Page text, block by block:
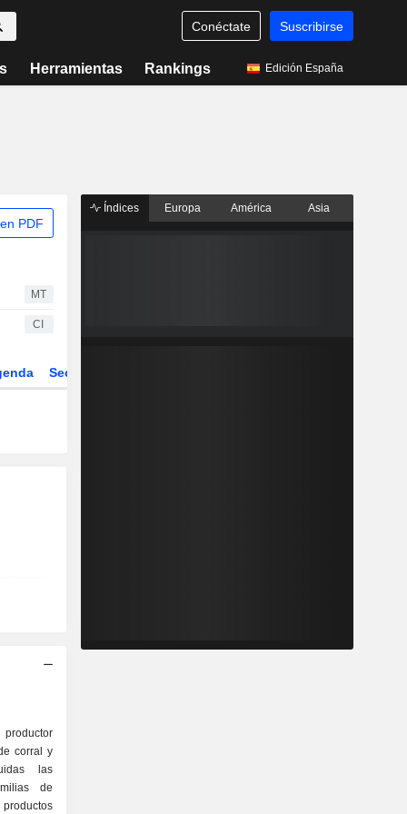
Conéctate Suscribirse
Herramientas Rankings Edición España
PDF
MT
CI
Sector
corral y
las
de
Índices Europa América Asia